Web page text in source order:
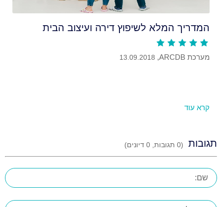
המדריך המלא לשיפוץ דירה ועיצוב הבית
מערכת ARCDB, 13.09.2018
קרא עוד
תגובות (
0 תגובות, 0 דיונים)